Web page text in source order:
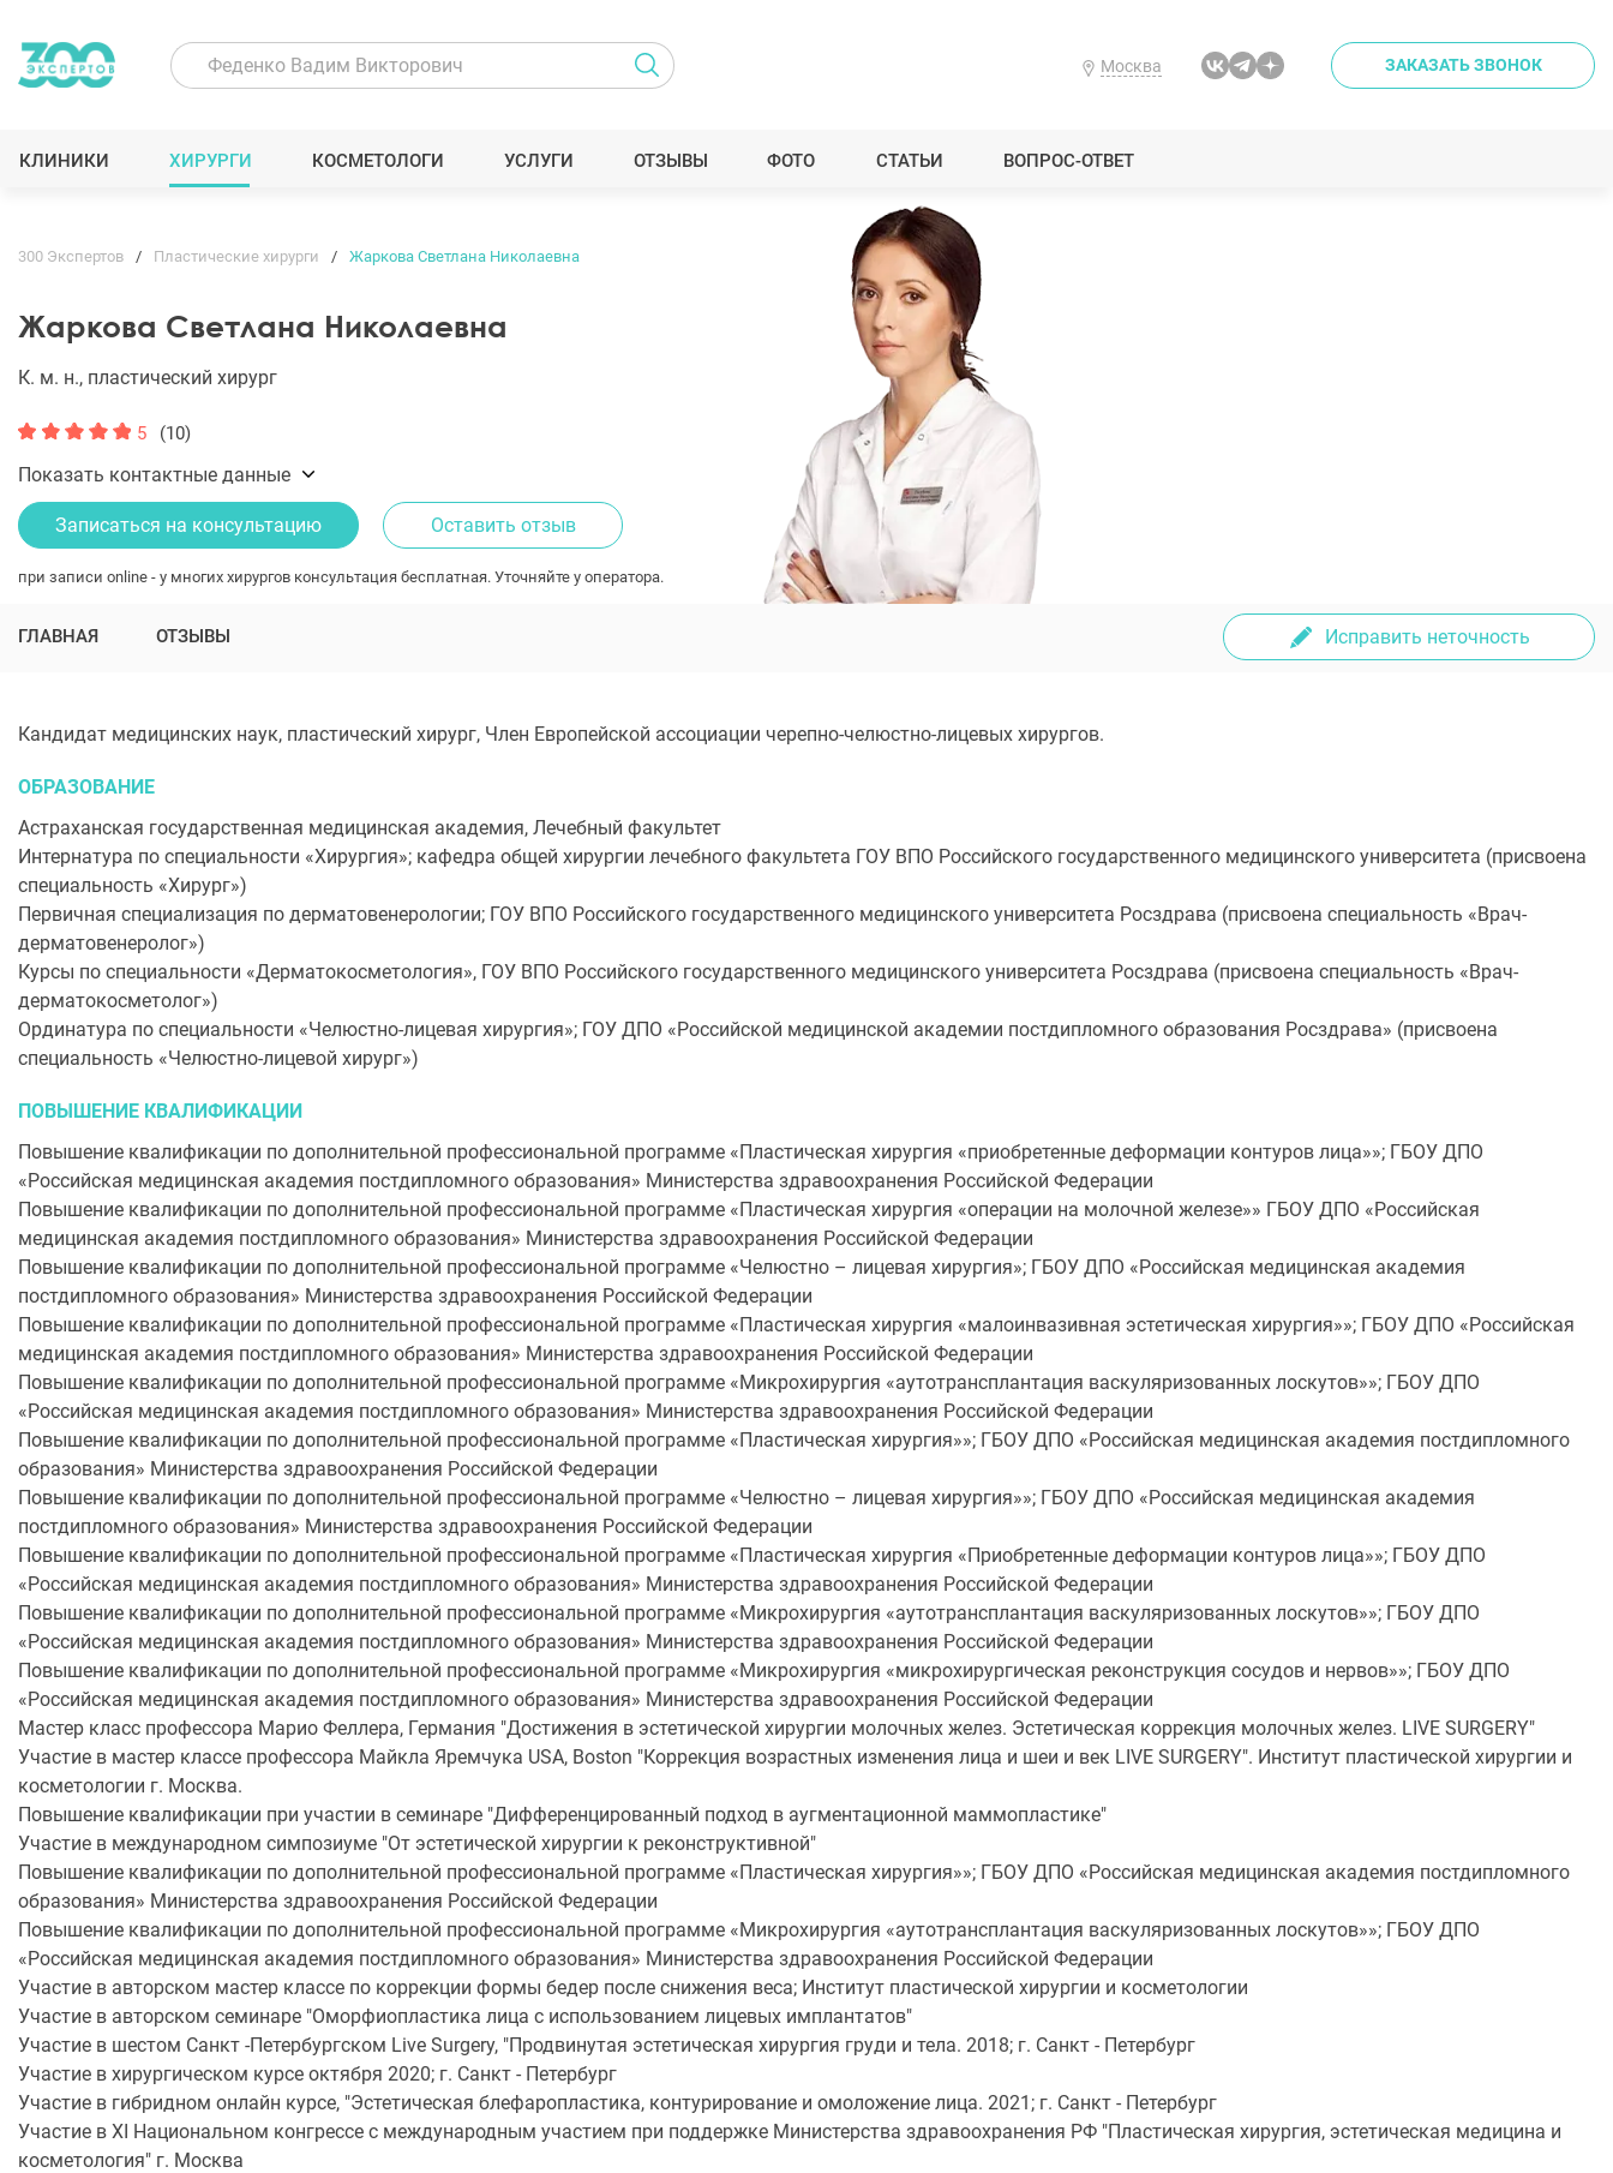
Москва ЗАКАЗАТЬ ЗВОНОК
КЛИНИКИ ХИРУРГИ КОСМЕТОЛОГИ УСЛУГИ ОТЗЫВЫ ФОТО СТАТЬИ ВОПРОС-ОТВЕТ
300 Экспертов Пластические хирурги Жаркова Светлана Николаевна
Жаркова Светлана Николаевна
К. м. н., пластический хирург
5 (10)
Показать контактные данные
Записаться на консультацию Оставить отзыв
при записи online - у многих хирургов консультация бесплатная. Уточняйте у оператора.
ГЛАВНАЯ ОТЗЫВЫ Исправить неточность
Кандидат медицинских наук, пластический хирург, Член Европейской ассоциации черепно-челюстно-лицевых хирургов.
ОБРАЗОВАНИЕ
Астраханская государственная медицинская академия, Лечебный факультет
Интернатура по специальности «Хирургия»; кафедра общей хирургии лечебного факультета ГОУ ВПО Российского государственного медицинского университета (присвоена
специальность «Хирург»)
Первичная специализация по дерматовенерологии; ГОУ ВПО Российского государственного медицинского университета Росздрава (присвоена специальность «Врач-
дерматовенеролог»)
Курсы по специальности «Дерматокосметология», ГОУ ВПО Российского государственного медицинского университета Росздрава (присвоена специальность «Врач-
дерматокосметолог»)
Ординатура по специальности «Челюстно-лицевая хирургия»; ГОУ ДПО «Российской медицинской академии постдипломного образования Росздрава» (присвоена
специальность «Челюстно-лицевой хирург»)
ПОВЫШЕНИЕ КВАЛИФИКАЦИИ
Повышение квалификации по дополнительной профессиональной программе «Пластическая хирургия «приобретенные деформации контуров лица»»; ГБОУ ДПО
«Российская медицинская академия постдипломного образования» Министерства здравоохранения Российской Федерации
Повышение квалификации по дополнительной профессиональной программе «Пластическая хирургия «операции на молочной железе»» ГБОУ ДПО «Российская
медицинская академия постдипломного образования» Министерства здравоохранения Российской Федерации
Повышение квалификации по дополнительной профессиональной программе «Челюстно – лицевая хирургия»; ГБОУ ДПО «Российская медицинская академия
постдипломного образования» Министерства здравоохранения Российской Федерации
Повышение квалификации по дополнительной профессиональной программе «Пластическая хирургия «малоинвазивная эстетическая хирургия»»; ГБОУ ДПО «Российская
медицинская академия постдипломного образования» Министерства здравоохранения Российской Федерации
Повышение квалификации по дополнительной профессиональной программе «Микрохирургия «аутотрансплантация васкуляризованных лоскутов»»; ГБОУ ДПО
«Российская медицинская академия постдипломного образования» Министерства здравоохранения Российской Федерации
Повышение квалификации по дополнительной профессиональной программе «Пластическая хирургия»»; ГБОУ ДПО «Российская медицинская академия постдипломного
образования» Министерства здравоохранения Российской Федерации
Повышение квалификации по дополнительной профессиональной программе «Челюстно – лицевая хирургия»»; ГБОУ ДПО «Российская медицинская академия
постдипломного образования» Министерства здравоохранения Российской Федерации
Повышение квалификации по дополнительной профессиональной программе «Пластическая хирургия «Приобретенные деформации контуров лица»»; ГБОУ ДПО
«Российская медицинская академия постдипломного образования» Министерства здравоохранения Российской Федерации
Повышение квалификации по дополнительной профессиональной программе «Микрохирургия «аутотрансплантация васкуляризованных лоскутов»»; ГБОУ ДПО
«Российская медицинская академия постдипломного образования» Министерства здравоохранения Российской Федерации
Повышение квалификации по дополнительной профессиональной программе «Микрохирургия «микрохирургическая реконструкция сосудов и нервов»»; ГБОУ ДПО
«Российская медицинская академия постдипломного образования» Министерства здравоохранения Российской Федерации
Мастер класс профессора Марио Феллера, Германия "Достижения в эстетической хирургии молочных желез. Эстетическая коррекция молочных желез. LIVE SURGERY"
Участие в мастер классе профессора Майкла Яремчука USA, Boston "Коррекция возрастных изменения лица и шеи и век LIVE SURGERY". Институт пластической хирургии и
косметологии г. Москва.
Повышение квалификации при участии в семинаре "Дифференцированный подход в аугментационной маммопластике"
Участие в международном симпозиуме "От эстетической хирургии к реконструктивной"
Повышение квалификации по дополнительной профессиональной программе «Пластическая хирургия»»; ГБОУ ДПО «Российская медицинская академия постдипломного
образования» Министерства здравоохранения Российской Федерации
Повышение квалификации по дополнительной профессиональной программе «Микрохирургия «аутотрансплантация васкуляризованных лоскутов»»; ГБОУ ДПО
«Российская медицинская академия постдипломного образования» Министерства здравоохранения Российской Федерации
Участие в авторском мастер классе по коррекции формы бедер после снижения веса; Институт пластической хирургии и косметологии
Участие в авторском семинаре "Оморфиопластика лица с использованием лицевых имплантатов"
Участие в шестом Санкт -Петербургском Live Surgery, "Продвинутая эстетическая хирургия груди и тела. 2018; г. Санкт - Петербург
Участие в хирургическом курсе октября 2020; г. Санкт - Петербург
Участие в гибридном онлайн курсе, "Эстетическая блефаропластика, контурирование и омоложение лица. 2021; г. Санкт - Петербург
Участие в XI Национальном конгрессе с международным участием при поддержке Министерства здравоохранения РФ "Пластическая хирургия, эстетическая медицина и
косметология" г. Москва